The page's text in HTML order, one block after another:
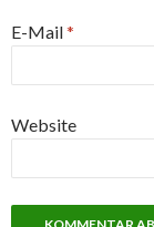
E-Mail*
Website